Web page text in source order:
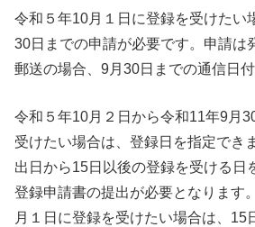
令和５年10月１日に登録を受けたい
30日までの申請が必要です。申請は
郵送の場合、9月30日までの通信日付
令和５年10月２日から令和11年9月
受けたい場合は、登録日を指定でき
出日から15日以後の登録を受ける日
登録申請書の提出が必要となります
月１日に登録を受けたい場合は、15